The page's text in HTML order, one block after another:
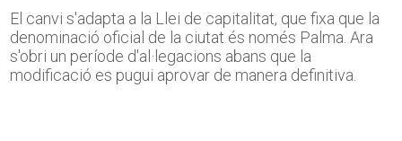
El canvi s'adapta a la Llei de capitalitat, que fixa que la
denominació oficial de la ciutat és només Palma. Ara
s'obri un període d'al·legacions abans que la
modificació es pugui aprovar de manera definitiva.